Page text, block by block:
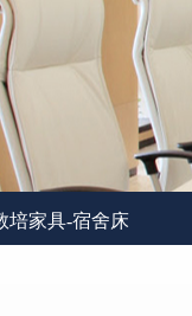
培家具-宿舍床